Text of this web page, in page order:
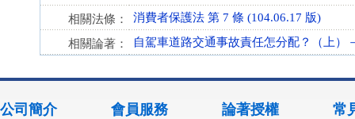
相關法條： 消費者保護法 第 7 條 (104.06.17 版)
相關論著： 自駕車道路交通事故責任怎分配？（上）
公司簡介 會員服務 論著授權 常